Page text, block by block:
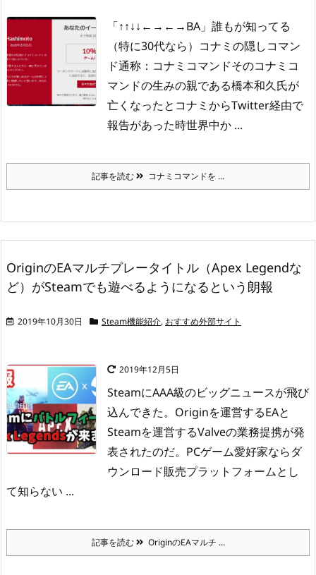
「↑↑↓↓←→←→BA」 誰もが知ってる
（特に30代なら）コナミの隠しコマン
ド通称：コナミコマンドそのコナミコ
マンドの生みの親である橋本和久氏が
亡くなったとコナミからTwitter経由で
報告があった時世界中か ...
記事を読む コナミコマンドを ...
OriginのEAマルチプレータイトル（Apex Legendな
ど）がSteamでも遊べるようになるという朗報
2019年10月30日 Steam機能紹介, おすすめ外部サイト
2019年12月5日
SteamにAAA級のビッグニュースが飛び
込んできた。 Originを運営するEAと
Steamを運営するValveの業務提携が発
表されたのだ。 PCゲーム愛好家ならダ
ウンロード販売プラットフォームとし
て知らない ...
記事を読む OriginのEAマルチ ...